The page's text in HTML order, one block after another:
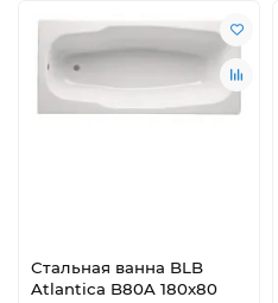
Стальная ванна BLB
Atlantica B80A 180x80